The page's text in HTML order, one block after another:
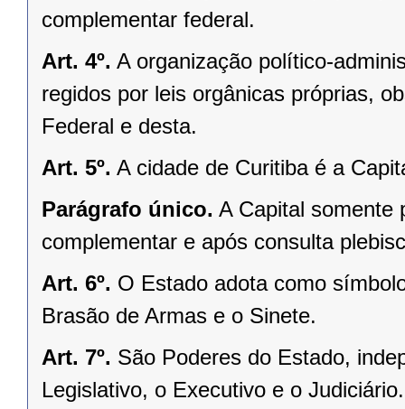
complementar federal.
Art. 4º. A organização político-
regidos por leis orgânicas próprias,
Federal e desta.
Art. 5º. A cidade de Curitiba é a
Parágrafo único. A Capital somente
complementar e após consulta
Art. 6º. O Estado adota como
Brasão de Armas e o Sinete.
Art. 7º. São Poderes do Estado,
Legislativo, o Executivo e o Judiciário.